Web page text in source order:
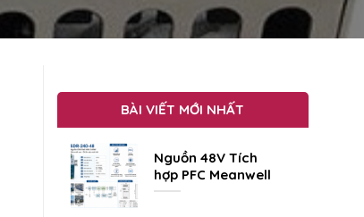
BÀI VIẾT MỚI NHẤT
Nguồn 48V Tích
hợp PFC Meanwell